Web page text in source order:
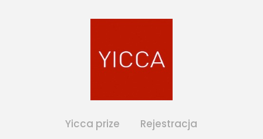
Yicca prize Rejestracja